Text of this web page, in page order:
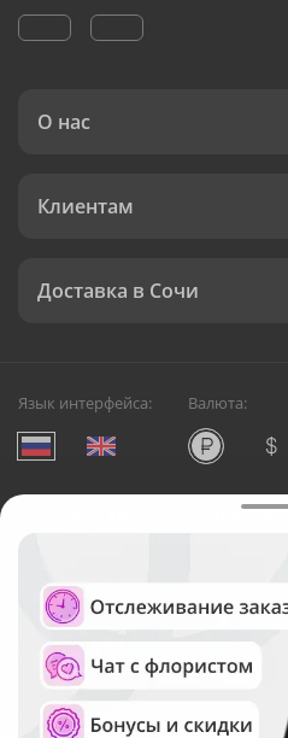
О нас
Клиентам
Доставка в Сочи
Язык интерфейса: Валюта:
Служба круглосуточной
Русский Букет, 2026
Общество с ограниченной
ОГРН: 1195476081745, ИНН:
Юридический адрес: г.
д.42, оф. 3
Рейтинг Русского букета в г. Сочи